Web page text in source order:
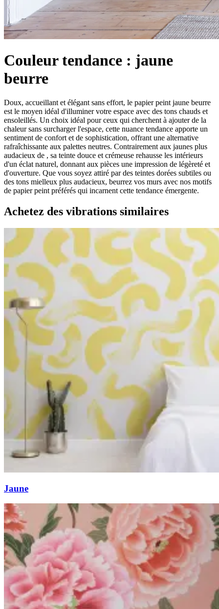
Couleur tendance : jaune
beurre
Doux, accueillant et élégant sans effort, le papier peint jaune beurre
est le moyen idéal d'illuminer votre espace avec des tons chauds et
ensoleillés. Un choix idéal pour ceux qui cherchent à ajouter de la
chaleur sans surcharger l'espace, cette nuance tendance apporte un
sentiment de confort et de sophistication, offrant une alternative
rafraîchissante aux palettes neutres. Contrairement aux jaunes plus
audacieux de , sa teinte douce et crémeuse rehausse les intérieurs
d'un éclat naturel, donnant aux pièces une impression de légèreté et
d'ouverture. Que vous soyez attiré par des teintes dorées subtiles ou
des tons mielleux plus audacieux, beurrez vos murs avec nos motifs
de papier peint préférés qui incarnent cette tendance émergente.
Achetez des vibrations similaires
Jaune